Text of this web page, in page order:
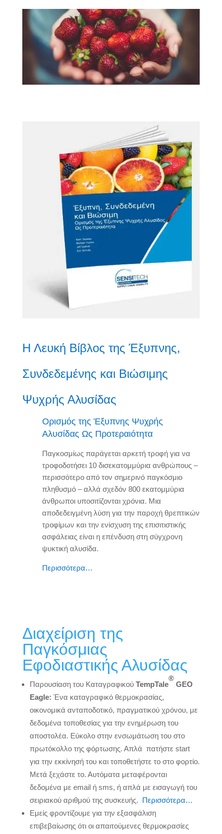
Η Λευκή Βίβλος της Έξυπνης,
Συνδεδεμένης και Βιώσιμης
Ψυχρής Αλυσίδας
Ορισμός της Έξυπνης Ψυχρής
Αλυσίδας Ως Προτεραιότητα
Παγκοσμίως παράγεται αρκετή τροφή για να
τροφοδοτήσει 10 δισεκατομμύρια ανθρώπους –
περισσότερο από τον σημερινό παγκόσμιο
πληθυσμό – αλλά σχεδόν 800 εκατομμύρια
άνθρωποι υποσιτίζονται χρόνια. Μια
αποδεδειγμένη λύση για την παροχή θρεπτικών
τροφίμων και την ενίσχυση της επισιτιστικής
ασφάλειας είναι η επένδυση στη σύγχρονη
ψυκτική αλυσίδα.
Περισσότερα…
Διαχείριση της
Παγκόσμιας
Εφοδιαστικής Αλυσίδας
Παρουσίαση του Καταγραφικού TempTale
®
GEO
Eagle: Ένα καταγραφικό θερμοκρασίας,
οικονομικά ανταποδοτικό, πραγματικού χρόνου, με
δεδομένα τοποθεσίας για την ενημέρωση του
αποστολέα. Εύκολο στην ενσωμάτωση του στο
πρωτόκολλο της φόρτωσης. Απλά πατήστε start
για την εκκίνησή του και τοποθετήστε το στο φορτίο.
Μετά ξεχάστε το. Αυτόματα μεταφέρονται
δεδομένα με email ή sms, ή απλά με εισαγωγή του
σειριακού αριθμού της συσκευής. Περισσότερα…
Εμείς φροντίζουμε για την εξασφάλιση
επιβεβαίωσης ότι οι απαιτούμενες θερμοκρασίες